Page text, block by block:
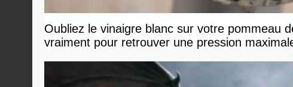
Oubliez le vinaigre blanc sur votre pommeau
vraiment pour retrouver une pression